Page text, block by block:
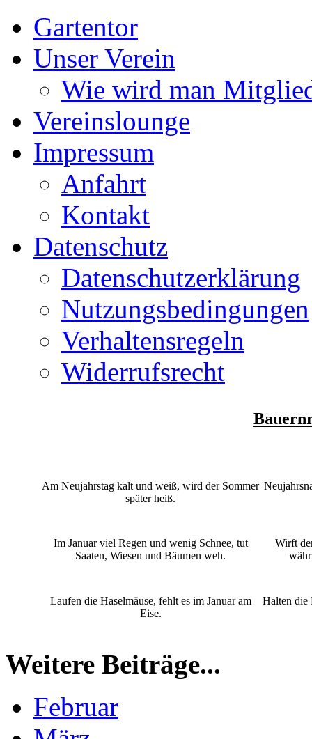
Gartentor
Unser Verein
Wie wird man
Vereinslounge
Impressum
Anfahrt
Kontakt
Datenschutz
Datenschutzerklärung
Nutzungsbedingungen
Verhaltensregeln
Widerrufsrecht
Am Neujahrstag kalt und weiß, wird der Sommer
später heiß.
Im Januar viel Regen und wenig Schnee, tut
Saaten, Wiesen und Bäumen weh.
Wirft
Laufen die Haselmäuse, fehlt es im Januar am
Eise.
Halten die
Weitere Beiträge...
Februar